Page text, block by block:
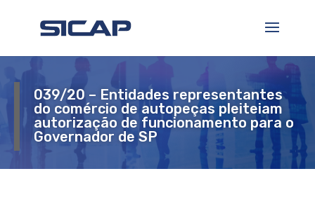
039/20 – ​Entidades representantes
do comércio de autopeças pleiteiam
autorização de funcionamento para o
Governador de SP